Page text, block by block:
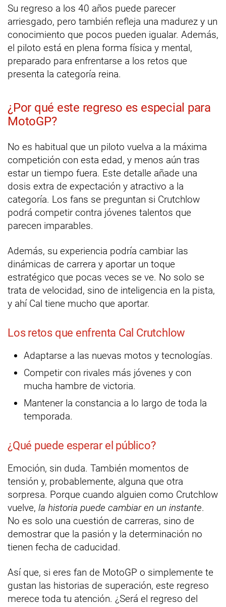
Su regreso a los 40 años puede parecer
arriesgado, pero también refleja una madurez y un
conocimiento que pocos pueden igualar. Además,
el piloto está en plena forma física y mental,
preparado para enfrentarse a los retos que
presenta la categoría reina.
¿Por qué este regreso es especial para
MotoGP?
No es habitual que un piloto vuelva a la máxima
competición con esta edad, y menos aún tras
estar un tiempo fuera. Este detalle añade una
dosis extra de expectación y atractivo a la
categoría. Los fans se preguntan si Crutchlow
podrá competir contra jóvenes talentos que
parecen imparables.
Además, su experiencia podría cambiar las
dinámicas de carrera y aportar un toque
estratégico que pocas veces se ve. No solo se
trata de velocidad, sino de inteligencia en la pista,
y ahí Cal tiene mucho que aportar.
Los retos que enfrenta Cal Crutchlow
Adaptarse a las nuevas motos y tecnologías.
Competir con rivales más jóvenes y con
mucha hambre de victoria.
Mantener la constancia a lo largo de toda la
temporada.
¿Qué puede esperar el público?
Emoción, sin duda. También momentos de
tensión y, probablemente, alguna que otra
sorpresa. Porque cuando alguien como Crutchlow
vuelve, la historia puede cambiar en un instante.
No es solo una cuestión de carreras, sino de
demostrar que la pasión y la determinación no
tienen fecha de caducidad.
Así que, si eres fan de MotoGP o simplemente te
gustan las historias de superación, este regreso
merece toda tu atención. ¿Será el regreso del